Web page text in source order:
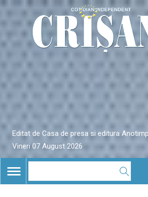
Editat de Casa de presa si editura
Vineri 07 August 2026
TOGGLE
NAVIGATION